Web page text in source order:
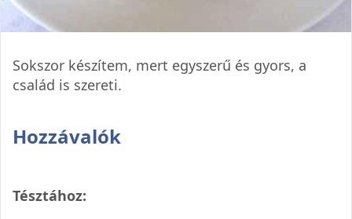
Sokszor készítem, mert egyszerű és gyors, a
család is szereti.
Hozzávalók
Tésztához: